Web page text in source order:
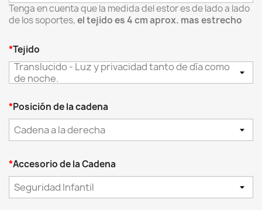
Mira nuestros vídeos para saber más:
Diferencia entre tejidos
Tenga en cuenta que la medida del estor es de lado a lado
de los soportes,el tejido es 4 cm aprox. mas estrecho
*Tejido
Translucido - Luz y privacidad tanto de día como
de noche.
*Posición de la cadena
Cadena a la derecha
*Accesorio de la Cadena
Seguridad Infantil